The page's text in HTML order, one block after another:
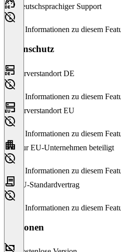
Deutschsprachiger Support
Keine Informationen zu diesem
Datenschutz
Serverstandort DE
Keine Informationen zu diesem
Serverstandort EU
Keine Informationen zu diesem
Nur EU-Unternehmen beteiligt
Keine Informationen zu diesem
EU-Standardvertrag
Keine Informationen zu diesem
Versionen